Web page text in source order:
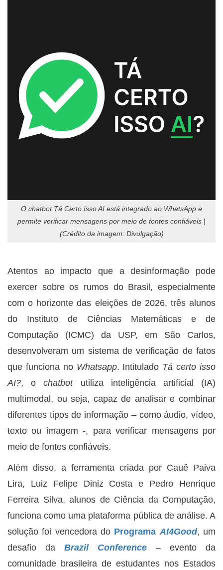
O chatbot Tá Certo Isso AI está integrado ao WhatsApp e
permite verificar mensagens por meio de fontes confiáveis |
(Crédito da imagem: Divulgação)
Atentos ao impacto que a desinformação pode
exercer sobre os rumos do Brasil, especialmente
com o horizonte das eleições de 2026, três alunos
do Instituto de Ciências Matemáticas e de
Computação (ICMC) da USP, em São Carlos,
desenvolveram um sistema de verificação de fatos
que funciona no Whatsapp. Intitulado Tá certo isso
AI?, ochatbotutiliza inteligência artificial (IA)
multimodal, ou seja, capaz de analisar e combinar
diferentes tipos de informação – como áudio, vídeo,
texto ou imagem -, para verificar mensagens por
meio de fontes confiáveis.
Além disso, a ferramenta criada por Cauê Paiva
Lira, Luiz Felipe Diniz Costa e Pedro Henrique
Ferreira Silva, alunos de Ciência da Computação,
funciona como uma plataforma pública de análise. A
solução foi vencedora do ProgramaAI4Good, um
desafio da Brazil Conference – evento da
comunidade brasileira de estudantes nos Estados